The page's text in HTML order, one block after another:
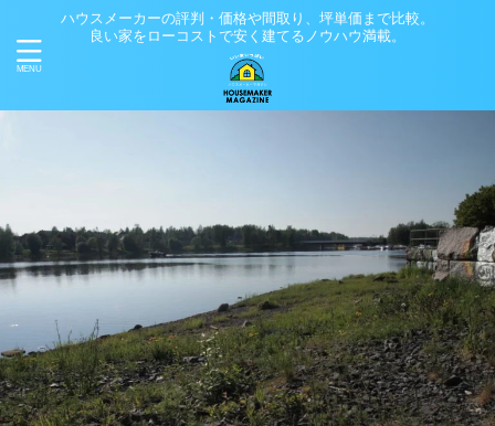
ハウスメーカーの評判・価格や間取り、坪単価まで比較。
良い家をローコストで安く建てるノウハウ満載。